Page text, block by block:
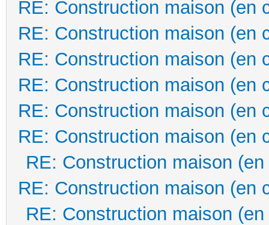
RE: Construction maison (en
RE: Construction maison (en
RE: Construction maison (en
RE: Construction maison (en
RE: Construction maison (en
RE: Construction maison (en
RE: Construction maison
RE: Construction maison (en
RE: Construction maison